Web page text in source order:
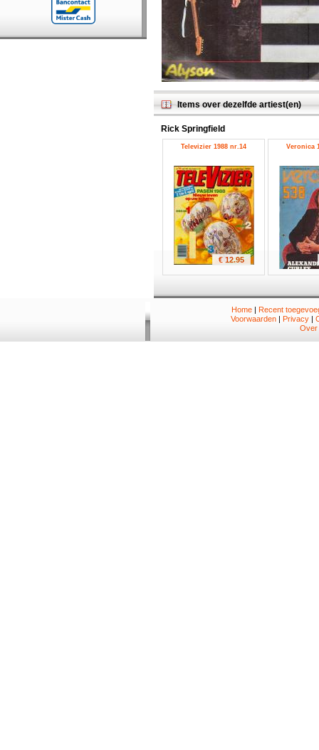
Items over dezelfde artiest(en)
Rick Springfield
Televizier 1988 nr.14
€ 12.95
Veronica
Home| Recent
Voorwaarden | Privacy |
Over